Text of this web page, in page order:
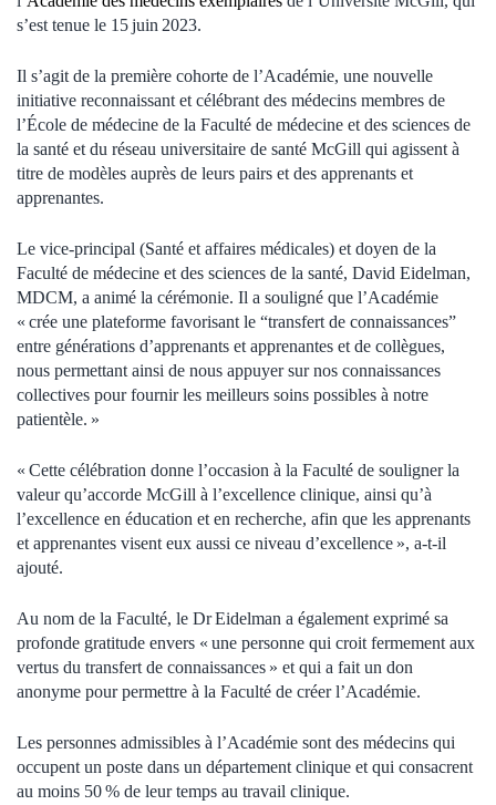
s’est tenue le 15 juin 2023.
Il s’agit de la première cohorte de l’Académie, une nouvelle
initiative reconnaissant et célébrant des médecins membres de
l’École de médecine de la Faculté de médecine et des sciences de
la santé et du réseau universitaire de santé McGill qui agissent à
titre de modèles auprès de leurs pairs et des apprenants et
apprenantes.
Le vice-principal (Santé et affaires médicales) et doyen de la
Faculté de médecine et des sciences de la santé, David Eidelman,
MDCM, a animé la cérémonie. Il a souligné que l’Académie
« crée une plateforme favorisant le “transfert de connaissances”
entre générations d’apprenants et apprenantes et de collègues,
nous permettant ainsi de nous appuyer sur nos connaissances
collectives pour fournir les meilleurs soins possibles à notre
patientèle. »
« Cette célébration donne l’occasion à la Faculté de souligner la
valeur qu’accorde McGill à l’excellence clinique, ainsi qu’à
l’excellence en éducation et en recherche, afin que les apprenants
et apprenantes visent eux aussi ce niveau d’excellence », a-t-il
ajouté.
Au nom de la Faculté, le Dr Eidelman a également exprimé sa
profonde gratitude envers « une personne qui croit fermement aux
vertus du transfert de connaissances » et qui a fait un don
anonyme pour permettre à la Faculté de créer l’Académie.
Les personnes admissibles à l’Académie sont des médecins qui
occupent un poste dans un département clinique et qui consacrent
au moins 50 % de leur temps au travail clinique.